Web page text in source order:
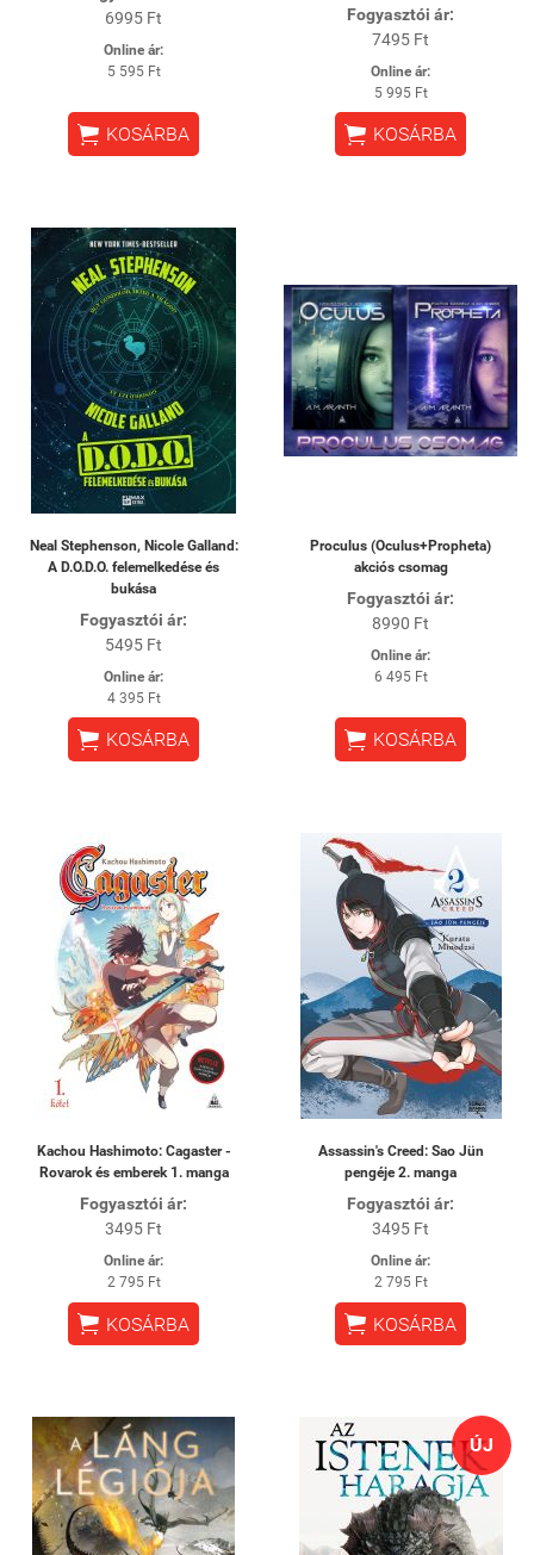
6995 Ft
Online ár:
5 595 Ft
 KOSÁRBA
Fogyasztói ár:
7495 Ft
Online ár:
5 995 Ft
 KOSÁRBA
Neal Stephenson, Nicole Galland:
A ​D.O.D.O. felemelkedése és
bukása
Fogyasztói ár:
5495 Ft
Online ár:
4 395 Ft
 KOSÁRBA
Proculus (Oculus+Propheta)
akciós csomag
Fogyasztói ár:
8990 Ft
Online ár:
6 495 Ft
 KOSÁRBA
Kachou Hashimoto: Cagaster -
Rovarok és emberek 1. manga
Fogyasztói ár:
3495 Ft
Online ár:
2 795 Ft
 KOSÁRBA
Assassin's Creed: Sao Jün
pengéje 2. manga
Fogyasztói ár:
3495 Ft
Online ár:
2 795 Ft
 KOSÁRBA
ÚJ